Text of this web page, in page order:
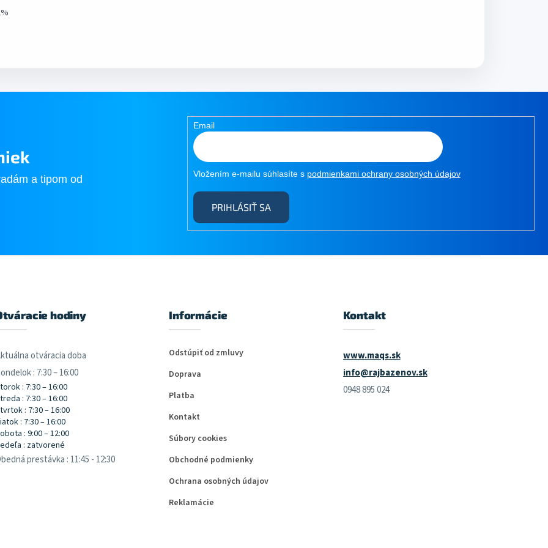
a tipom od
Email
Vložením e-mailu súhlasíte s podmienkami ochrany osobných údajov
PRIHLÁSIŤ SA
hodiny
otváracia doba
: 7:30 – 16:00
: 7:30 – 16:00
: 7:30 – 16:00
: 7:30 – 16:00
: 7:30 – 16:00
: 9:00 – 12:00
: zatvorené
prestávka : 11:45 - 12:30
Informácie
Odstúpiť od zmluvy
Doprava
Platba
Kontakt
Súbory cookies
Obchodné podmienky
Ochrana osobných údajov
Reklamácie
Kontakt
www.maqs.sk
info@rajbazenov.sk
0948 895 024